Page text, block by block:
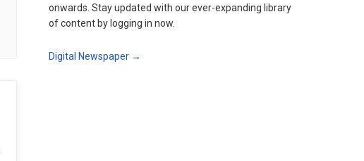
onwards. Stay updated with our ever-expanding library
of content by logging in now.
Digital Newspaper →